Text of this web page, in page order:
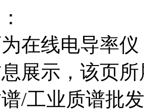
在线电导率
展示，该页
/工业质谱批